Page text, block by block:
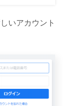
いアカウント